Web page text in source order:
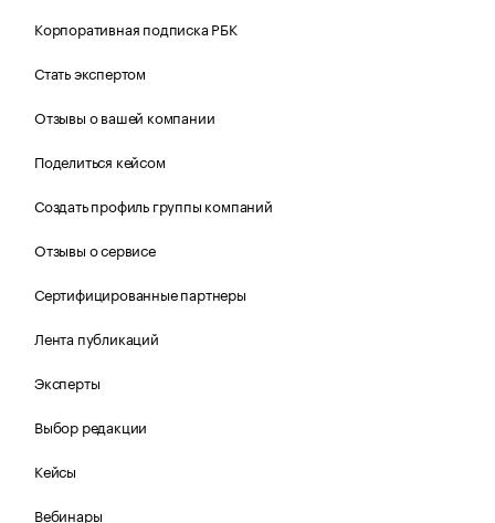
Корпоративная подписка РБК
Стать экспертом
Отзывы о вашей компании
Поделиться кейсом
Создать профиль группы компаний
Отзывы о сервисе
Сертифицированные партнеры
Лента публикаций
Эксперты
Выбор редакции
Кейсы
Вебинары